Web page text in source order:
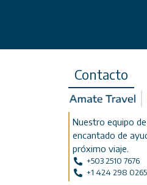
Contacto
Nuestro equipo
encantado de
próximo viaje.
+503 2510 7676
+1 424 298 0265